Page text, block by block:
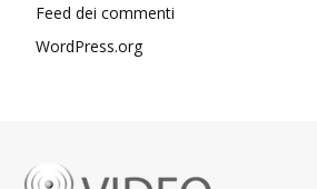
Feed dei commenti
WordPress.org